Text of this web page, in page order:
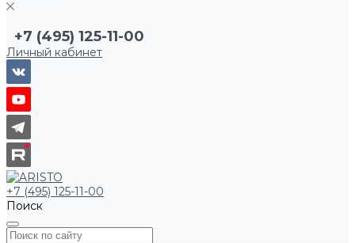
+7 (495) 125-11-00
Личный кабинет
+7 (495) 125-11-00
Поиск